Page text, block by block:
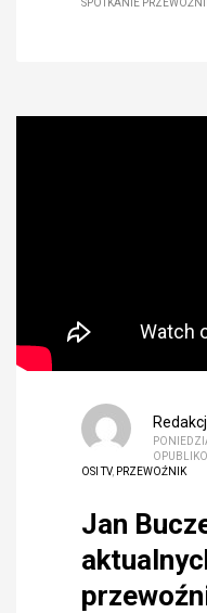
SPOTKANIE
OSI TV, PRZEWOŹNIK
Jan